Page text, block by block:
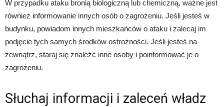
W przypadku ataku bronią biologiczną lub chemiczną, ważne jest
również informowanie innych osób o zagrożeniu. Jeśli jesteś w
budynku, powiadom innych mieszkańców o ataku i zalecaj im
podjęcie tych samych środków ostrożności. Jeśli jesteś na
zewnątrz, staraj się znaleźć inne osoby i poinformować je o
zagrożeniu.
Słuchaj informacji i zaleceń władz